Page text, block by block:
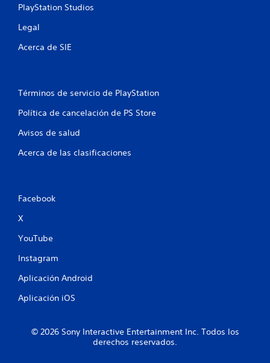
PlayStation Studios
Legal
Acerca de SIE
Términos de servicio de PlayStation
Política de cancelación de PS Store
Avisos de salud
Acerca de las clasificaciones
Facebook
X
YouTube
Instagram
Aplicación Android
Aplicación iOS
© 2026 Sony Interactive Entertainment Inc. Todos los
derechos reservados.